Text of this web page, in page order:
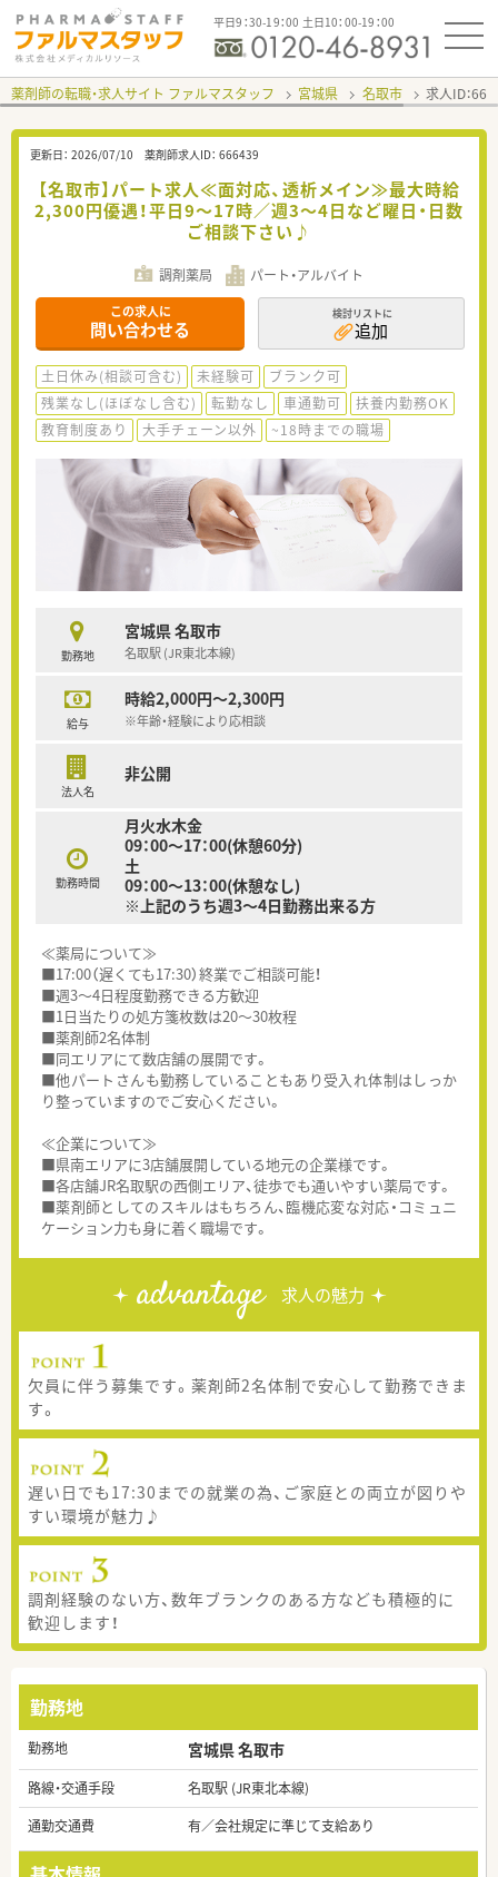
平日9：30-19：00 土日10：00-19：00
薬剤師の転職・求人サイト ファルマスタッフ 宮城県 名取市 求人ID：
更新日： 2026/07/10 薬剤師求人ID： 666439
【名取市】パート求人≪面対応、透析メイン≫最大時給
2,300円優遇！平日9～17時／週3～4日など曜日・日数
ご相談下さい♪
調剤薬局 パート・アルバイト
この求人に
問い合わせる
検討リストに
追加
土日休み(相談可含む) 未経験可
ブランク可
残業なし(ほぼなし含む)
転勤なし 車通勤可
扶養内勤務OK
教育制度あり
大手チェーン以外 ~18時までの職場
勤務地
宮城県 名取市
名取駅 (JR東北本線)
給与
時給2,000円～2,300円
※年齢・経験により応相談
法人名
非公開
勤務時間
月火水木金
09：00～17：00(休憩60分)
土
09：00～13：00(休憩なし)
※上記のうち週3～4日勤務出来る方
≪薬局について≫
■17:00（遅くても17:30）終業でご相談可能！
■週3～4日程度勤務できる方歓迎
■1日当たりの処方箋枚数は20～30枚程
■薬剤師2名体制
■同エリアにて数店舗の展開です。
■他パートさんも勤務していることもあり受入れ体制はしっか
り整っていますのでご安心ください。
≪企業について≫
■県南エリアに3店舗展開している地元の企業様です。
■各店舗JR名取駅の西側エリア、徒歩でも通いやすい薬局です。
■薬剤師としてのスキルはもちろん、臨機応変な対応・コミュニ
ケーション力も身に着く職場です。
advantage 求人の魅力
欠員に伴う募集です。薬剤師2名体制で安心して勤務できま
す。
遅い日でも17:30までの就業の為、ご家庭との両立が図りや
すい環境が魅力♪
調剤経験のない方、数年ブランクのある方なども積極的に
歓迎します！
勤務地
勤務地 宮城県 名取市
路線・交通手段
名取駅 (JR東北本線)
通勤交通費
有／会社規定に準じて支給あり